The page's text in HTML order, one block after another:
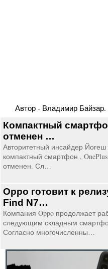
Автор - Владимир Байзар
Компактный
отменен …
Авторитетный инсайдер
компактный смартфон ,
отменен. Сл…
Oppo готовит к
Find N7…
Компания Oppo продолжает
следующим складным
Согласно многочисленны…